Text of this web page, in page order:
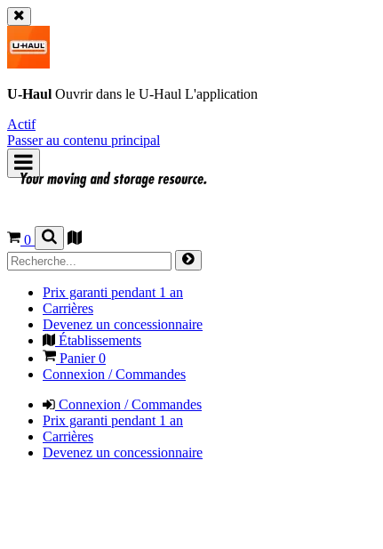
U-Haul Ouvrir dans le U-Haul L'application
Actif
Passer au contenu principal
0
Prix garanti pendant 1 an
Carrières
Devenez un concessionnaire
Établissements
Panier0
Connexion / Commandes
Connexion / Commandes
Prix garanti pendant 1 an
Carrières
Devenez un concessionnaire